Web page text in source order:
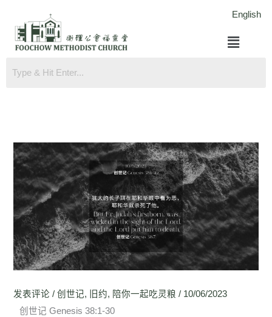
English
菜
单
发表评论 /创世记, 旧约, 陪你一起吃灵粮 / 10/06/2023
创世记 Genesis 38:1-30